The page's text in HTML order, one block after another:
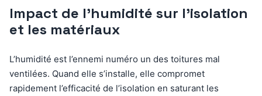
Impact de l’humidité sur l’isolation
et les matériaux
L’humidité est l’ennemi numéro un des toitures mal
ventilées. Quand elle s’installe, elle compromet
rapidement l’efficacité de l’isolation en saturant les